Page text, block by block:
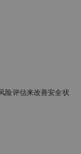
险评估来改善安全状